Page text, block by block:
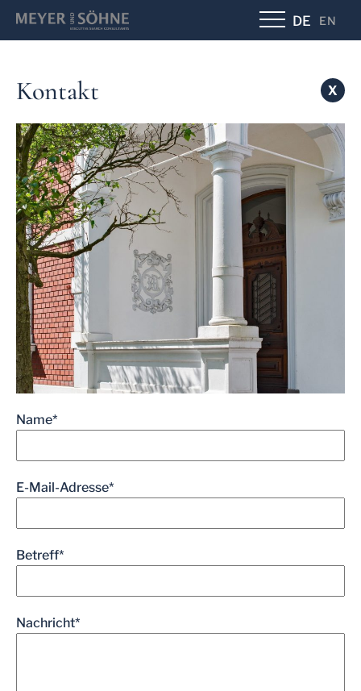
DE EN
X
Kontakt
Name*
E-Mail-Adresse*
Betreff*
Nachricht*